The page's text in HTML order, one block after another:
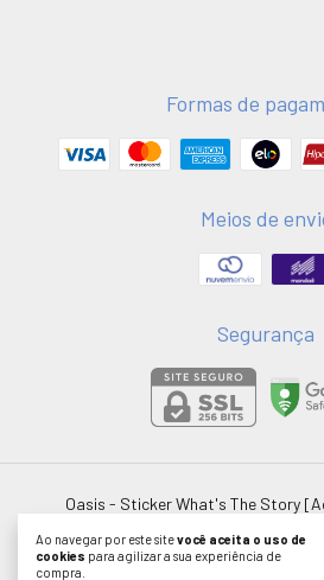
Ao navegar por este sitevocê aceita o uso de
cookies para agilizar a sua experiência de
compra.
Formas de
Meios de
Segurança
Oasis - Sticker What's The Story